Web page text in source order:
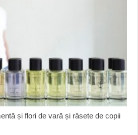
și flori de vară și râsete de copii